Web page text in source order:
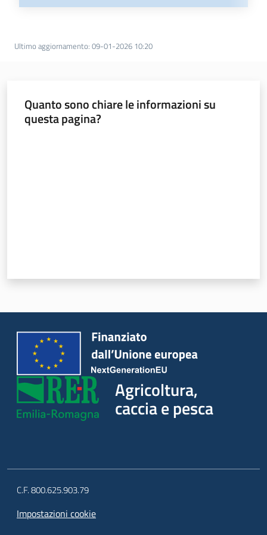
Ultimo aggiornamento: 09-01-2026 10:20
Quanto sono chiare le informazioni su
questa pagina?
Agricoltura,
caccia e pesca
C.F. 800.625.903.79
Impostazioni cookie